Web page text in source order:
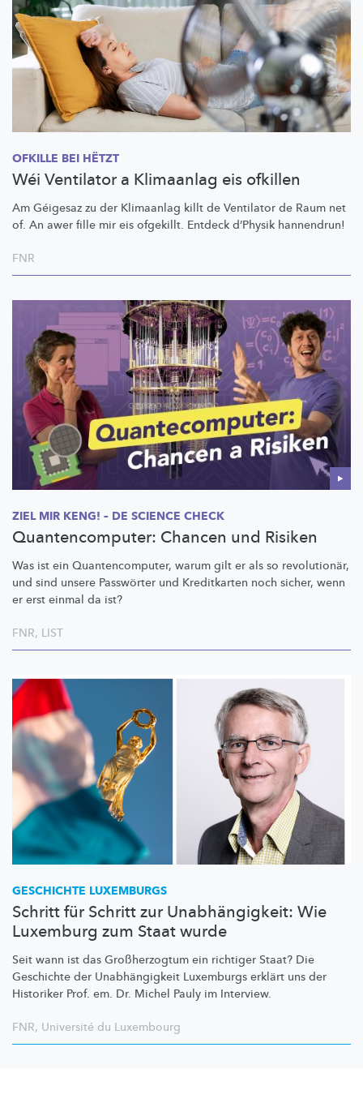
OFKILLE BEI HËTZT
Wéi Ventilator a Klimaanlag eis ofkillen
Am Géigesaz zu der Klimaanlag killt de Ventilator de Raum net
of. An awer fille mir eis ofgekillt. Entdeck d’Physik hannendrun!
FNR
ZIEL MIR KENG! – DE SCIENCE CHECK
Quantencomputer: Chancen und Risiken
Was ist ein Quantencomputer, warum gilt er als so revolutionär,
und sind unsere Passwörter und Kreditkarten noch sicher, wenn
er erst einmal da ist?
FNR, LIST
GESCHICHTE LUXEMBURGS
Schritt für Schritt zur Unabhängigkeit: Wie
Luxemburg zum Staat wurde
Seit wann ist das Großherzogtum ein richtiger Staat? Die
Geschichte der Unabhängigkeit Luxemburgs erklärt uns der
Historiker Prof. em. Dr. Michel Pauly im Interview.
FNR, Université du Luxembourg